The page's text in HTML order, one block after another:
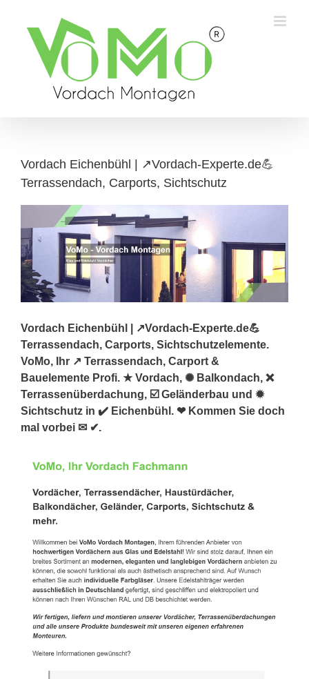
content
Vordach Eichenbühl | ↗️Vordach-Experte.de💪
Terrassendach, Carports, Sichtschutz
Vordach Eichenbühl | ↗️Vordach-Experte.de💪
Terrassendach, Carports, Sichtschutzelemente.
VoMo, Ihr ↗️ Terrassendach, Carport &
Bauelemente Profi. ★ Vordach, ✺ Balkondach, ❌
Terrassenüberdachung, ☑️ Geländerbau und ✹
Sichtschutz in ✔️ Eichenbühl. ❤ Kommen Sie doch
mal vorbei ✉ ✔.